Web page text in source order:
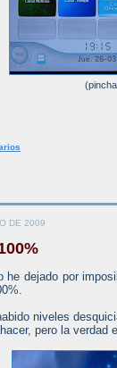
DE 2009
he dejado por
niveles
pero la verdad